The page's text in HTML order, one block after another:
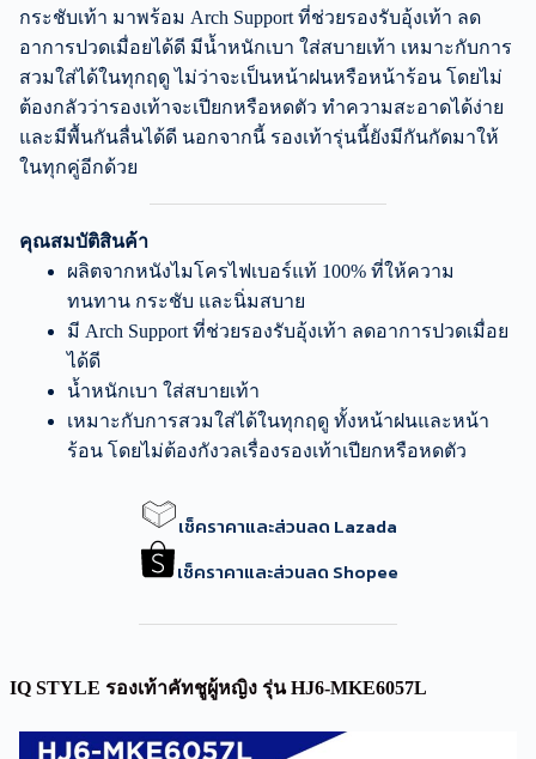
กระชับเท้า มาพร้อม Arch Support ที่ช่วยรองรับอุ้งเท้า ลด
อาการปวดเมื่อยได้ดี มีน้ำหนักเบา ใส่สบายเท้า เหมาะกับการ
สวมใส่ได้ในทุกฤดู ไม่ว่าจะเป็นหน้าฝนหรือหน้าร้อน โดยไม่
ต้องกลัวว่ารองเท้าจะเปียกหรือหดตัว ทำความสะอาดได้ง่าย
และมีพื้นกันลื่นได้ดี นอกจากนี้ รองเท้ารุ่นนี้ยังมีกันกัดมาให้
ในทุกคู่อีกด้วย
คุณสมบัติสินค้า
ผลิตจากหนังไมโครไฟเบอร์แท้ 100% ที่ให้ความ
ทนทาน กระชับ และนิ่มสบาย
มี Arch Support ที่ช่วยรองรับอุ้งเท้า ลดอาการปวดเมื่อย
ได้ดี
น้ำหนักเบา ใส่สบายเท้า
เหมาะกับการสวมใส่ได้ในทุกฤดู ทั้งหน้าฝนและหน้า
ร้อน โดยไม่ต้องกังวลเรื่องรองเท้าเปียกหรือหดตัว
เช็คราคาและส่วนลด Lazada
เช็คราคาและส่วนลด Shopee
IQ STYLE รองเท้าคัทชูผู้หญิง รุ่น HJ6-MKE6057L